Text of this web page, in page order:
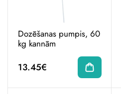
Dozēšanas pumpis, 60
kg kannām
13.45€